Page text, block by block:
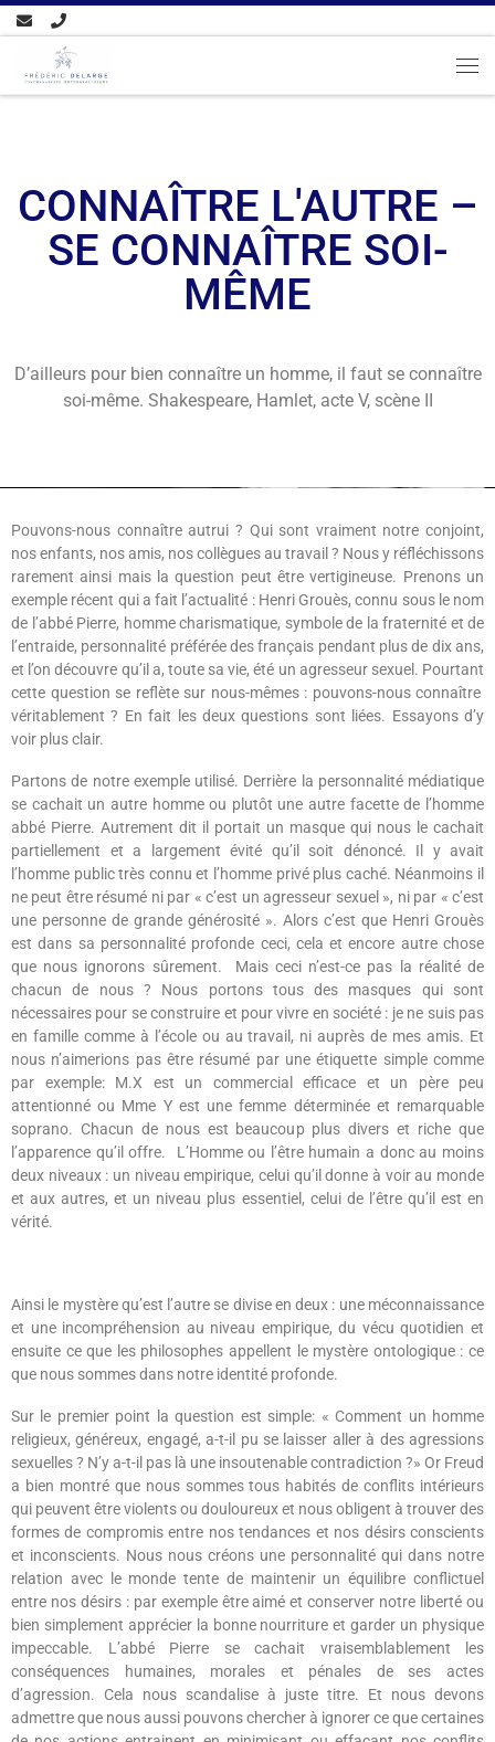
Passer au contenu
CONNAÎTRE L'AUTRE –
SE CONNAÎTRE SOI-
MÊME
D’ailleurs pour bien connaître un homme, il faut se connaître
soi-même. Shakespeare, Hamlet, acte V, scène II
Pouvons-nous connaître autrui ? Qui sont vraiment notre conjoint,
nos enfants, nos amis, nos collègues au travail ? Nous y réfléchissons
rarement ainsi mais la question peut être vertigineuse. Prenons un
exemple récent qui a fait l’actualité : Henri Grouès, connu sous le nom
de l’abbé Pierre, homme charismatique, symbole de la fraternité et de
l’entraide, personnalité préférée des français pendant plus de dix ans,
et l’on découvre qu’il a, toute sa vie, été un agresseur sexuel. Pourtant
cette question se reflète sur nous-mêmes : pouvons-nous connaître
véritablement ? En fait les deux questions sont liées. Essayons d’y
voir plus clair.
Partons de notre exemple utilisé. Derrière la personnalité médiatique
se cachait un autre homme ou plutôt une autre facette de l’homme
abbé Pierre. Autrement dit il portait un masque qui nous le cachait
partiellement et a largement évité qu’il soit dénoncé. Il y avait
l’homme public très connu et l’homme privé plus caché. Néanmoins il
ne peut être résumé ni par « c’est un agresseur sexuel », ni par « c’est
une personne de grande générosité ». Alors c’est que Henri Grouès
est dans sa personnalité profonde ceci, cela et encore autre chose
que nous ignorons sûrement.
Mais ceci n’est-ce pas la réalité de
chacun de nous ? Nous portons tous des masques qui sont
nécessaires pour se construire et pour vivre en société : je ne suis pas
en famille comme à l’école ou au travail, ni auprès de mes amis. Et
nous n’aimerions pas être résumé par une étiquette simple comme
par exemple: M.X est un commercial efficace et un père peu
attentionné ou Mme Y est une femme déterminée et remarquable
soprano. Chacun de nous est beaucoup plus divers et riche que
l’apparence qu’il offre.
L’Homme ou l’être humain a donc au moins
deux niveaux : un niveau empirique, celui qu’il donne à voir au monde
et aux autres, et un niveau plus essentiel, celui de l’être qu’il est en
vérité.
Ainsi le mystère qu’est l’autre se divise en deux : une méconnaissance
et une incompréhension au niveau empirique, du vécu quotidien et
ensuite ce que les philosophes appellent le mystère ontologique : ce
que nous sommes dans notre identité profonde.
Sur le premier point la question est simple: « Comment un homme
religieux, généreux, engagé, a-t-il pu se laisser aller à des agressions
sexuelles ? N’y a-t-il pas là une insoutenable contradiction ?» Or Freud
a bien montré que nous sommes tous habités de conflits intérieurs
qui peuvent être violents ou douloureux et nous obligent à trouver des
formes de compromis entre nos tendances et nos désirs conscients
et inconscients. Nous nous créons une personnalité qui dans notre
relation avec le monde tente de maintenir un équilibre conflictuel
entre nos désirs : par exemple être aimé et conserver notre liberté ou
bien simplement apprécier la bonne nourriture et garder un physique
impeccable. L’abbé Pierre se cachait vraisemblablement les
conséquences humaines, morales et pénales de ses actes
d’agression. Cela nous scandalise à juste titre. Et nous devons
admettre que nous aussi pouvons chercher à ignorer ce que certaines